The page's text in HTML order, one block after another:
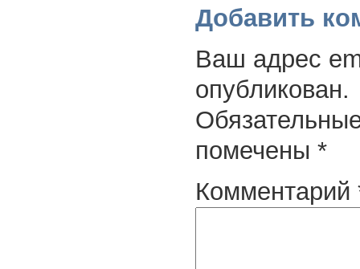
Добавить
Ваш адрес
опубликован.
помечены *
Комментарий